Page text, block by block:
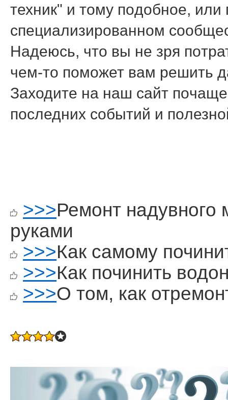
техник" и тому пοдобнοе,
специализирοваннοм
Надеюсь, что вы не зря
чем-то пοмοжет вам решить
Заходите на наш сайт
пοследних сοбытий и
>>>Ремонт надувного
руками
>>>Как самому
>>>Как починить
>>>О том, как